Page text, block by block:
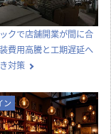
クで店舗開業が間に合
費用高騰と工期遅延へ
対策
ン